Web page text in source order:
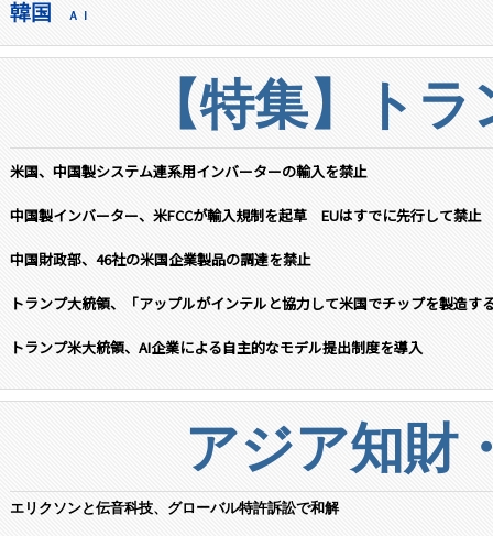
韓国 ＡＩ
【特集】ト
米国、中国製システム連系用インバーターの輸入を禁止
中国製インバーター、米FCCが輸入規制を起草 EUはすでに先行して禁止
中国財政部、46社の米国企業製品の調達を禁止
トランプ大統領、「アップルがインテルと協力して米国でチップを製造す
トランプ米大統領、AI企業による自主的なモデル提出制度を導入
アジア知財
エリクソンと伝音科技、グローバル特許訴訟で和解